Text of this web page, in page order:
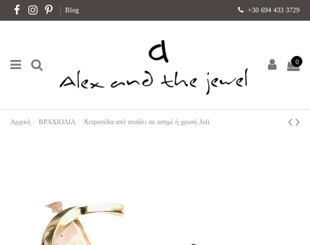
Blog +30 694 433 3729
0
Αρχική ΒΡΑΧΙΟΛΙΑ Χειροπέδα από ατσάλι σε ασημί ή χρυσό Joli